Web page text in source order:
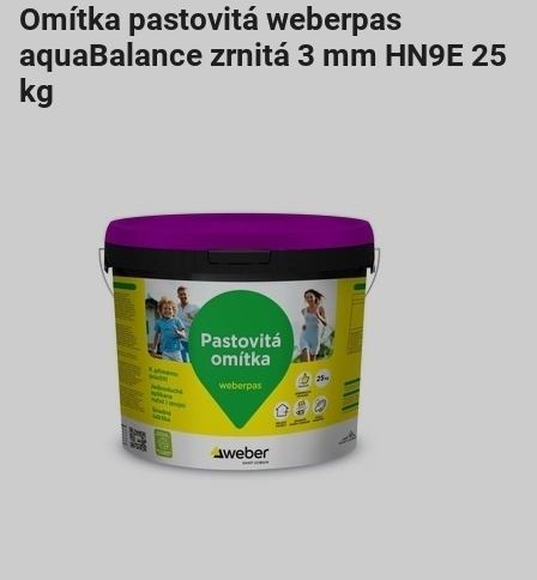
Omítka pastovitá weberpas
aquaBalance zrnitá 3 mm HN9E 25
kg